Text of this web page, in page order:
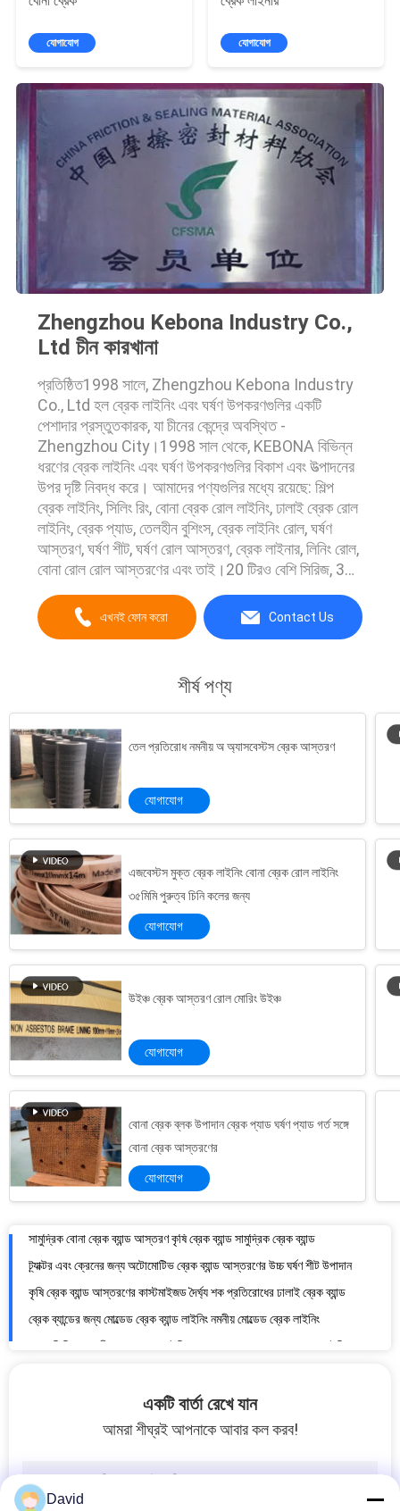
যোগাযোগ যোগাযোগ
Zhengzhou Kebona Industry Co.,
Ltd চীন কারখানা
প্রতিষ্ঠিত1998 সালে, Zhengzhou Kebona Industry
Co., Ltd হল ব্রেক লাইনিং এবং ঘর্ষণ উপকরণগুলির একটি
পেশাদার প্রস্তুতকারক, যা চীনের কেন্দ্রে অবস্থিত -
Zhengzhou City।1998 সাল থেকে, KEBONA বিভিন্ন
ধরণের ব্রেক লাইনিং এবং ঘর্ষণ উপকরণগুলির বিকাশ এবং উত্পাদনের
উপর দৃষ্টি নিবদ্ধ করে। আমাদের পণ্যগুলির মধ্যে রয়েছে: শিল্প
ব্রেক লাইনিং, সিলিং রিং, বোনা ব্রেক রোল লাইনিং, ঢালাই ব্রেক রোল
লাইনিং, ব্রেক প্যাড, তেলহীন বুশিংস, ব্রেক লাইনিং রোল, ঘর্ষণ
আস্তরণ, ঘর্ষণ শীট, ঘর্ষণ রোল আস্তরণ, ব্রেক লাইনার, লিনিং রোল,
বোনা রোল রোল আস্তরণের এবং তাই।20 টিরও বেশি সিরিজ, 300
এখনই ফোন করো Contact Us
শীর্ষ পণ্য
তেল প্রতিরোধ নমনীয় অ অ্যাসবেস্টস ব্রেক আস্তরণ
যোগাযোগ
এজবেস্টস মুক্ত ব্রেক লাইনিং বোনা ব্রেক রোল লাইনিং
৩৫মিমি পুরুত্ব চিনি কলের জন্য
যোগাযোগ
উইঞ্চ ব্রেক আস্তরণ রোল মোরিং উইঞ্চ
যোগাযোগ
বোনা ব্রেক ব্লক উপাদান ব্রেক প্যাড ঘর্ষণ প্যাড গর্ত সঙ্গে
বোনা ব্রেক আস্তরণের
যোগাযোগ
মেশিন ইঞ্জিনের জন্য উচ্চ পারফরম্যান্স ট্রাক শিল্প ব্রেক আস্তরণ
ড্রিলিং মেশিন ওয়েভড ব্রেক আস্তরণ তেল কূপ ড্রিলিং রিগ জন্য রজন ব্রেক ব্লক
ব্রাস ওয়্যার ড্রিলিং মেশিনের ব্রেক ব্লকের সাথে নন-অ্যাসবেস্ট ব্রেক ব্লক উপাদান
অ্যাসবেস্টস ব্রেক ব্লক উপাদান ব্রাস ওয়্যার ব্রাস ওয়্যার দিয়ে শক্তিশালী
ড্রিলিং মেশিন পাইল ড্রাইভার বোনা ব্রেক ব্লক উপাদান রজন সঙ্গে বোনা আস্তরণের
ধূসর লাল ব্রেক জুতার আস্তরণের উপাদান যৌগিক ব্রেক ব্লক উপাদান
ইন্ডাস্ট্রিয়াল নন অ্যাসবেস্টস ব্রেক ব্লক উপাদান নির্মাণ যন্ত্রপাতির জন্য বোনা
কাস্টমাইজড গর্ত ব্রেক ব্লক উপাদান / খনির মেশিন Caliper ব্রেক ব্লক
ছিদ্রযুক্ত ঘর্ষণ ব্রেক ব্লক রাবার ভিত্তিক কাস্টম
সামুদ্রিক বোনা ব্রেক ব্যান্ড আস্তরণ কৃষি ব্রেক ব্যান্ড সামুদ্রিক ব্রেক ব্যান্ড
ট্র্যাক্টর এবং ক্রেনের জন্য অটোমোটিভ ব্রেক ব্যান্ড আস্তরণের উচ্চ ঘর্ষণ শীট উপাদান
ব্রেক ব্যান্ডের জন্য মোল্ডেড ব্রেক ব্যান্ড লাইনিং নমনীয় মোল্ডেড ব্রেক লাইনিং
রাবার ভিত্তিক নমনীয় ব্রেক ব্যান্ড লাইনিং ব্রেক ব্যান্ডের জন্য মোল্ডেড ব্রেক লাইনিং রোল
ব্রোঞ্জ ব্যাকিং অয়েল ফ্রি গ্রাফাইট ইমপ্রেগনেটেড বুশিংস কাস্টমাইজড উপাদান
স্টেইনলেস স্টীল তেল ফ্রি বুশিং ছোট চৌম্বকীয় চমৎকার পরিধান প্রতিরোধ
একটি বার্তা রেখে যান
আমরা শীঘ্রই আপনাকে আবার কল করব!
David